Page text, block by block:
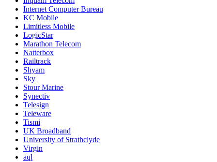
Internet Computer Bureau
KC Mobile
Limitless Mobile
LogicStar
Marathon Telecom
Natterbox
Railtrack
Shyam
Sky
Stour Marine
Synectiv
Telesign
Teleware
Tismi
UK Broadband
University of Strathclyde
Virgin
aql